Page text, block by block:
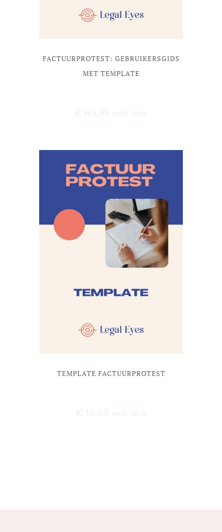
FACTUURPROTEST: GEBRUIKERSGIDS
MET TEMPLATE
€ 69,99 excl. btw
TEMPLATE FACTUURPROTEST
€ 14,99 excl. btw